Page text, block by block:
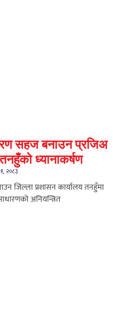
सहज बनाउन प्रजिअ
ध्यानाकर्षण
२०८३
जिल्ला प्रशासन कार्यालय तनहुँमा
अनियन्त्रित